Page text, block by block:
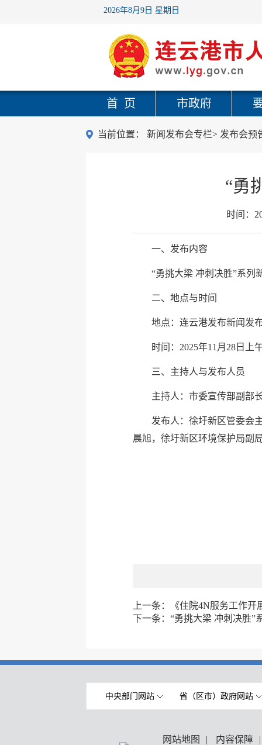
2026年8月9日 星期日
首 页 市政府
当前位置： 新闻发布会专栏> 发布会预
“勇
时间：
一、发布内容
“勇挑大梁 冲刺决胜”系列
二、地点与时间
地点：连云港发布新闻发
时间：2025年11月28日上
三、主持人与发布人员
主持人：市委宣传部副部
发布人：徐圩新区管委会
晨旭，徐圩新区环境保护局副
上一条：
《住院4N服务工作
下一条： “勇挑大梁 冲刺决胜”
中央部门网站 省（区市）政府网站
网站地图 | 内容保障 |